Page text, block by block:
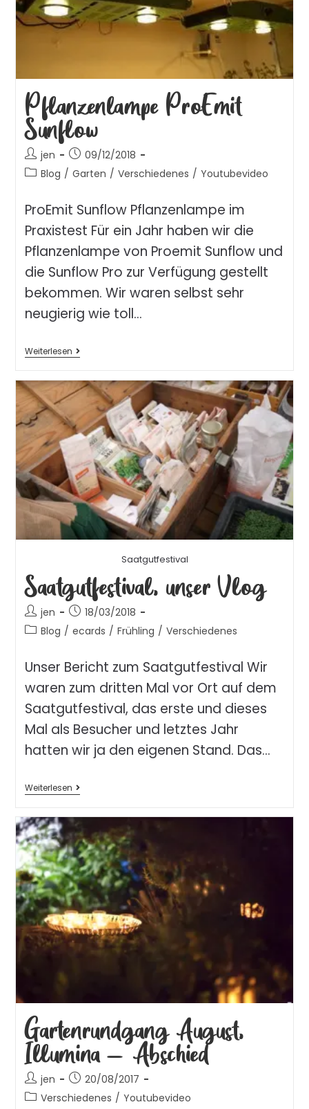
Pflanzenlampe ProEmit
Sunflow
jen
09/12/2018
Blog / Garten / Verschiedenes / Youtubevideo
ProEmit Sunflow Pflanzenlampe im
Praxistest Für ein Jahr haben wir die
Pflanzenlampe von Proemit Sunflow und
die Sunflow Pro zur Verfügung gestellt
bekommen. Wir waren selbst sehr
neugierig wie toll…
Weiterlesen
Saatgutfestival
Saatgutfestival, unser Vlog
jen
18/03/2018
Blog / ecards / Frühling / Verschiedenes
Unser Bericht zum Saatgutfestival Wir
waren zum dritten Mal vor Ort auf dem
Saatgutfestival, das erste und dieses
Mal als Besucher und letztes Jahr
hatten wir ja den eigenen Stand. Das…
Weiterlesen
Gartenrundgang August,
Illumina – Abschied
jen
20/08/2017
Verschiedenes / Youtubevideo